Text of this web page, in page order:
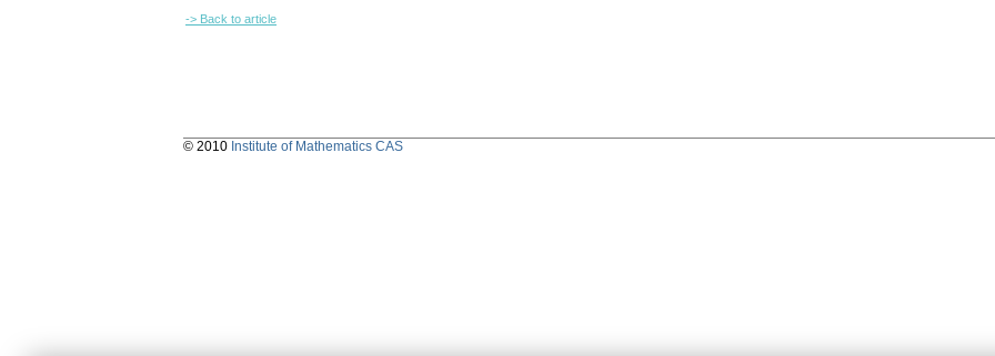
-> Back to article
© 2010 Institute of Mathematics CAS